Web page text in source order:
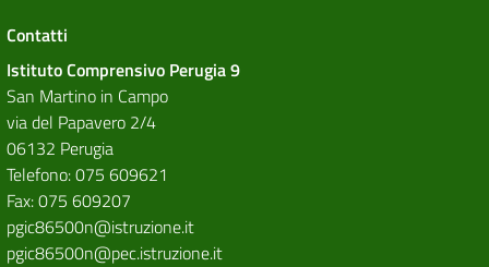
Contatti
Istituto Comprensivo Perugia 9
San Martino in Campo
via del Papavero 2/4
06132 Perugia
Telefono: 075 609621
Fax: 075 609207
pgic86500n@istruzione.it
pgic86500n@pec.istruzione.it